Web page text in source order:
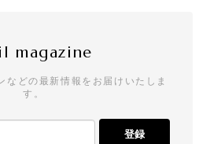
magazine
などの最新情報をお届けいたしま
す。
登録